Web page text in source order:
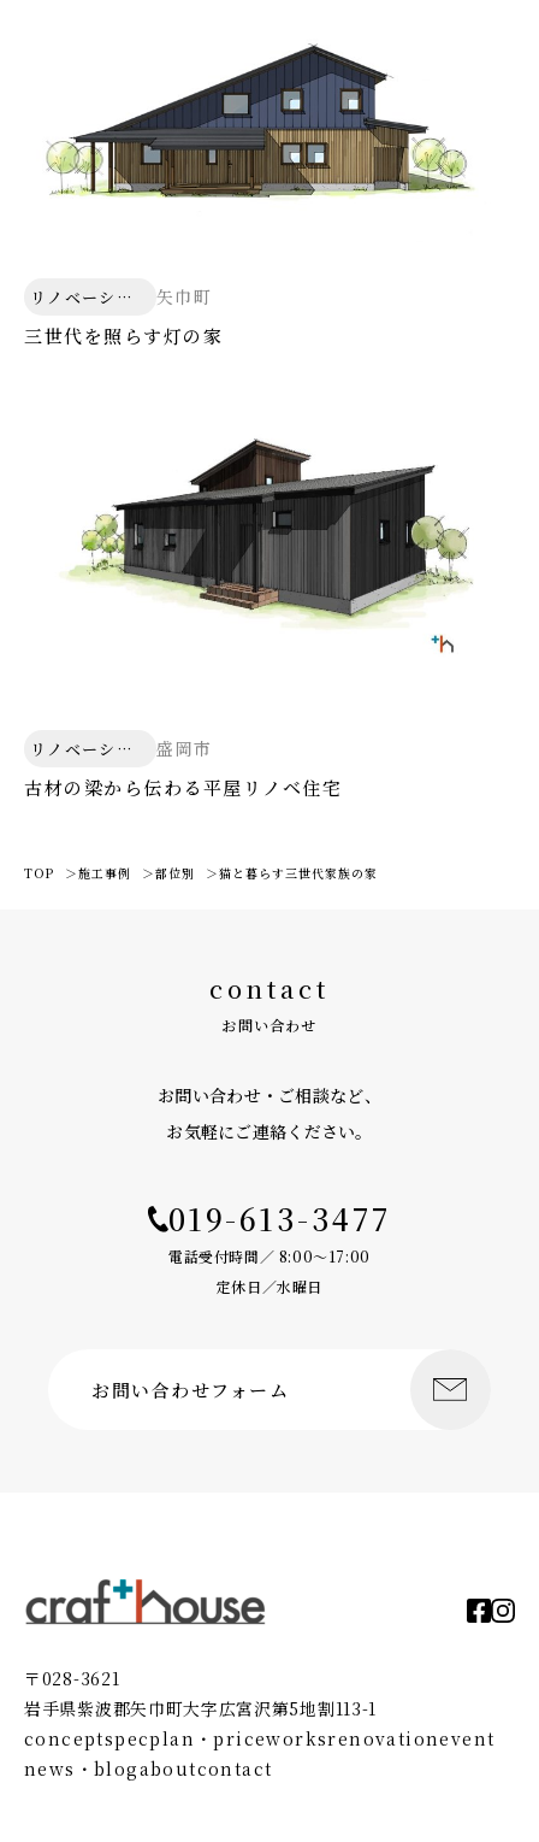
リノベーショ
矢巾町
三世代を照らす灯の家
リノベーショ
盛岡市
古材の梁から伝わる平屋リノベ住宅
TOP 施工事例 部位別 猫と暮らす三世代家族の家
contact
お問い合わせ
お問い合わせ・ご相談など、
お気軽にご連絡ください。
019-613-3477
電話受付時間／ 8:00〜17:00
定休日／水曜日
お問い合わせフォーム
〒028-3621
岩手県紫波郡矢巾町大字広宮沢第5地割113-1
conceptspecplan・priceworksrenovationevent
news・blogaboutcontact